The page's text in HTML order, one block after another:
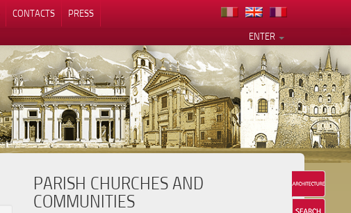
CONTACTS
PRESS
ENTER
PARISH CHURCHES AND
COMMUNITIES